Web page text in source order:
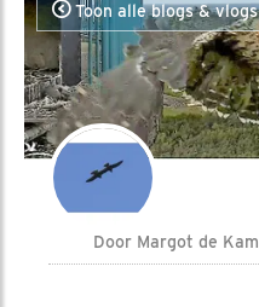
Toon alle blogs & vlogs
Door Margot de Kam